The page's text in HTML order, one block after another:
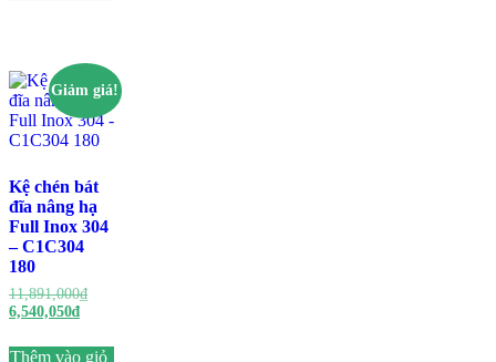
Giảm giá!
Kệ chén bát
đĩa nâng hạ
Full Inox 304
– C1C304
180
11,891,000₫
6,540,050₫
Thêm vào giỏ